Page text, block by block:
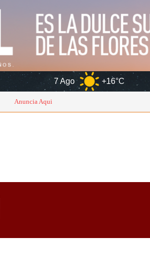
+16°C 8 Ago
Anuncia Aqui